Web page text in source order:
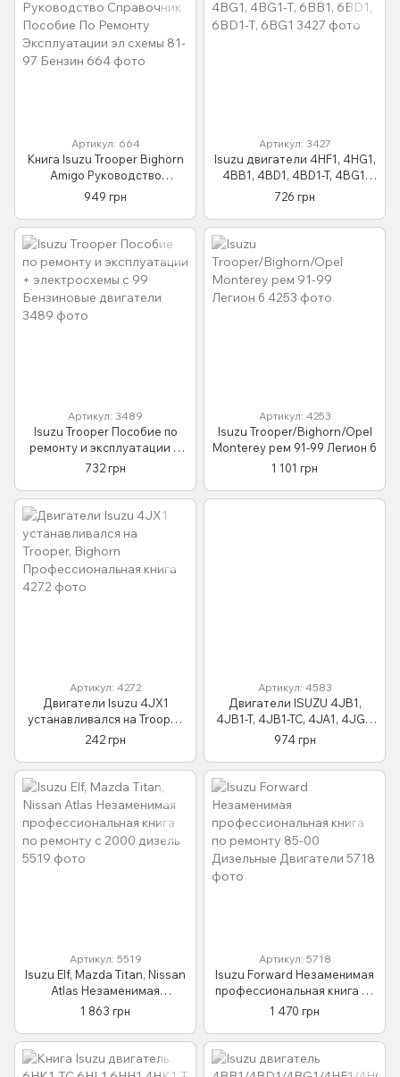
Артикул: 664
Книга Isuzu Trooper Bighorn
Amigo Руководство
Справочник Пособие По
Ремонту Эксплуатации эл
схемы 81-97 Бензин
949 грн
Артикул: 3427
Isuzu двигатели 4HF1, 4HG1,
4BB1, 4BD1, 4BD1-T, 4BG1,
4BG1-T, 6BB1, 6BD1, 6BD1-T,
6BG1
726 грн
Артикул: 3489
Isuzu Trooper Пособие по
ремонту и эксплуатации +
электросхемы с 99
Бензиновые двигатели
732 грн
Артикул: 4253
Isuzu Trooper/Bighorn/Opel
Monterey рем 91-99 Легион б
1 101 грн
Артикул: 4272
Двигатели Isuzu 4JX1
устанавливался на Trooper,
Bighorn Профессиональная
книга
242 грн
Артикул: 4583
Двигатели ISUZU 4JB1,
4JB1-T, 4JB1-TC, 4JA1, 4JG2,
4JG2-TC, 4JC1
Профессиональная книга
974 грн
Артикул: 5519
Isuzu Elf, Mazda Titan, Nissan
Atlas Незаменимая
профессиональная книга по
ремонту с 2000 дизель
1 863 грн
Артикул: 5718
Isuzu Forward Незаменимая
профессиональная книга по
ремонту 85-00 Дизельные
Двигатели
1 470 грн